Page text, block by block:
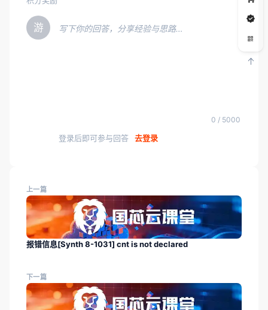
游 写下你的回答，分享经验与思路…
0 / 5000
登录后即可参与回答 去登录
上一篇
报错信息[Synth 8-1031] cnt is not declared
下一篇